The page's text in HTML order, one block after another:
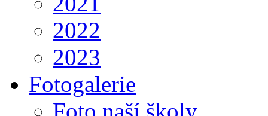
2022
2023
Fotogalerie
Foto naší školy